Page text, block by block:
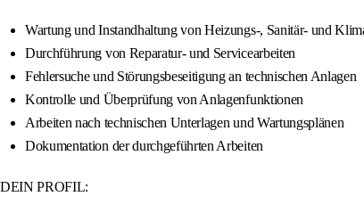
Wartung und Instandhaltung von Heizungs-, Sanitär- und
Durchführung von Reparatur- und Servicearbeiten
Fehlersuche und Störungsbeseitigung an technischen Anlagen
Kontrolle und Überprüfung von Anlagenfunktionen
Arbeiten nach technischen Unterlagen und Wartungsplänen
Dokumentation der durchgeführten Arbeiten
DEIN PROFIL: